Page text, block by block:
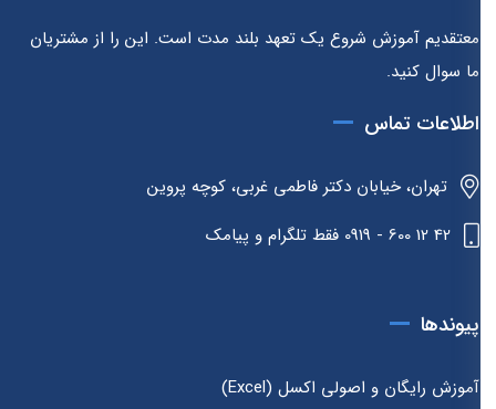
معتقدیم آموزش شروع یک تعهد بلند مدت است. این را از مشتریان
ما سوال کنید.
اطلاعات تماس
تهران، خیابان دکتر فاطمی غربی، کوچه پروین
پیوندها
آموزش رایگان و اصولی اکسل (Excel)